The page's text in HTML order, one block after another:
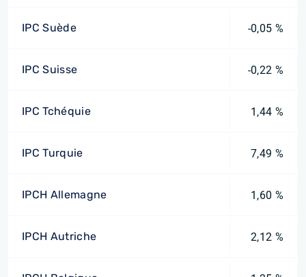
IPC Suède -0,05 %
IPC Suisse -0,22 %
IPC Tchéquie 1,44 %
IPC Turquie 7,49 %
IPCH Allemagne 1,60 %
IPCH Autriche 2,12 %